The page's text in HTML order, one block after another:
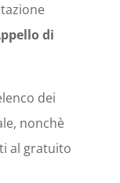
di
dei
nonchè
al gratuito